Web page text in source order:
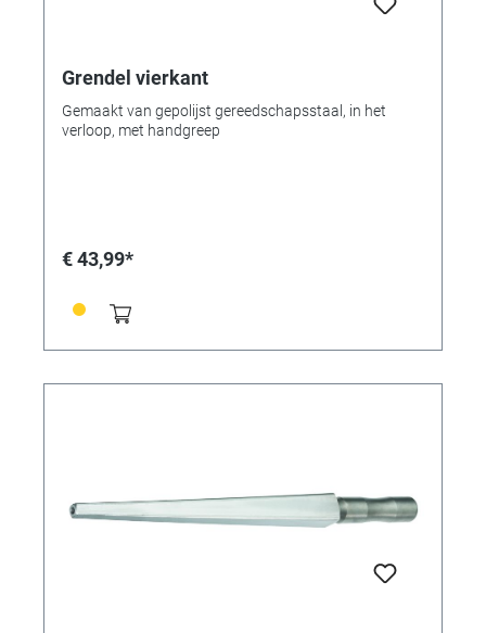
Grendel vierkant
Gemaakt van gepolijst gereedschapsstaal, in het
verloop, met handgreep
€ 43,99*